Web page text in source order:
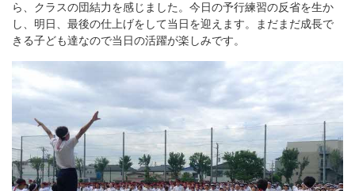
ら、クラスの団結力を感じました。今日の予行練習の反省を生か
し、明日、最後の仕上げをして当日を迎えます。まだまだ成長で
きる子ども達なので当日の活躍が楽しみです。